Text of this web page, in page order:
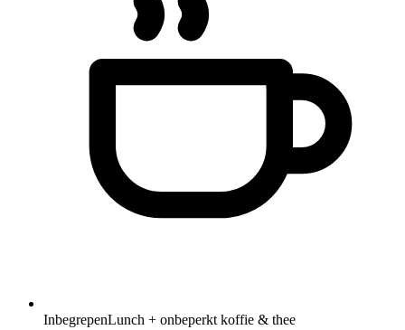
InbegrepenLunch + onbeperkt koffie & thee